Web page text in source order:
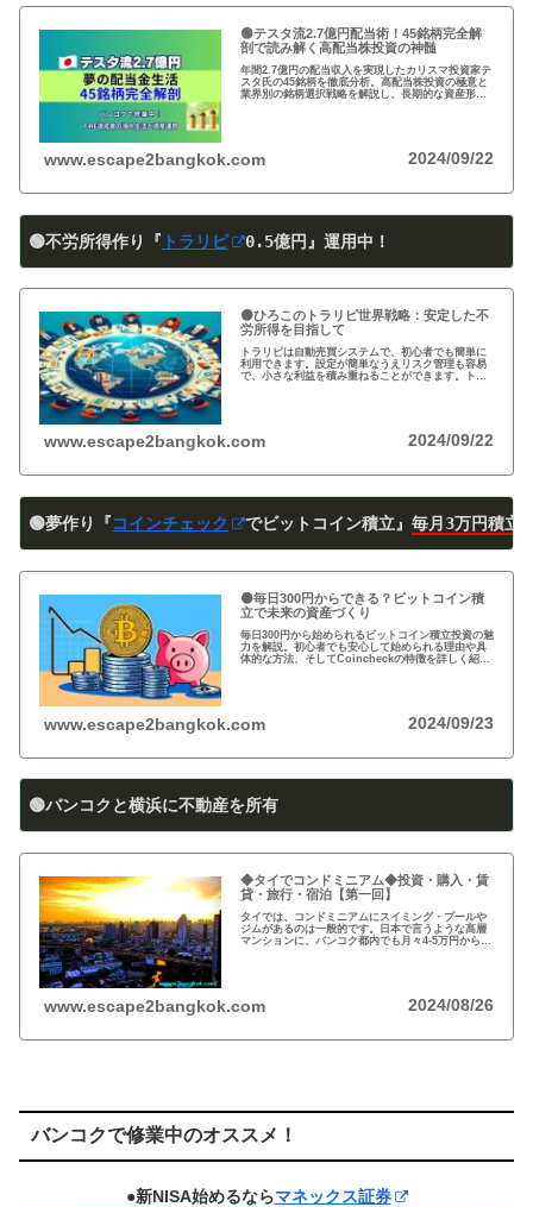
🟢テスタ流2.7億円配当術！45銘柄完全解
剖で読み解く高配当株投資の神髄
年間2.7億円の配当収入を実現したカリスマ投資家テ
スタ氏の45銘柄を徹底分析。高配当株投資の極意と
業界別の銘柄選択戦略を解説し、長期的な資産形成
www.escape2bangkok.com 2024/09/22
🟢不労所得作り『 トラリピ 0.5億円』運用中！
🟠ひろこのトラリピ世界戦略：安定した不
労所得を目指して
トラリピは自動売買システムで、初心者でも簡単に
利用できます。設定が簡単なうえリスク管理も容易
で、小さな利益を積み重ねることができます。トラ
www.escape2bangkok.com 2024/09/22
🟢夢作り『コインチェック でビットコイン積立』 毎月3万円積立
🟠毎日300円からできる？ビットコイン積
立で未来の資産づくり
毎日300円から始められるビットコイン積立投資の魅
力を解説。初心者でも安心して始められる理由や具
体的な方法、そしてCoincheckの特徴を詳しく紹
www.escape2bangkok.com 2024/09/23
🟢バンコクと横浜に不動産を所有
◆タイでコンドミニアム◆投資・購入・賃
貸・旅行・宿泊【第一回】
タイでは、コンドミニアムにスイミング・プールや
ジムがあるのは一般的です。日本で言うような高層
マンションに、バンコク都内でも月々4-5万円から賃
www.escape2bangkok.com 2024/08/26
バンコクで修業中のオススメ！
●新NISA始めるならマネックス証券